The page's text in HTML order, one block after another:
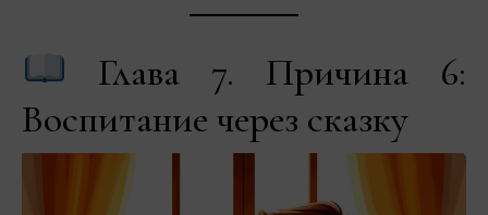
Глава 7. Причина 6:
Воспитание через сказку